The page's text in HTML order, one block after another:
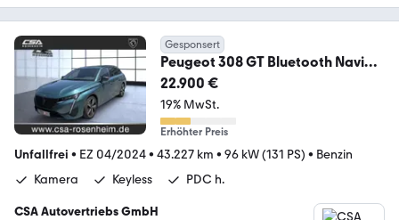
Gesponsert
Peugeot 308 GT Bluetooth Navi
LED Klima Einparkhilfe
22.900 €
19% MwSt.
Erhöhter Preis
Unfallfrei • EZ 04/2024• 43.227 km • 96 kW (131 PS) • Benzin
Kamera
Keyless PDC h.
CSA Autovertriebs GmbH